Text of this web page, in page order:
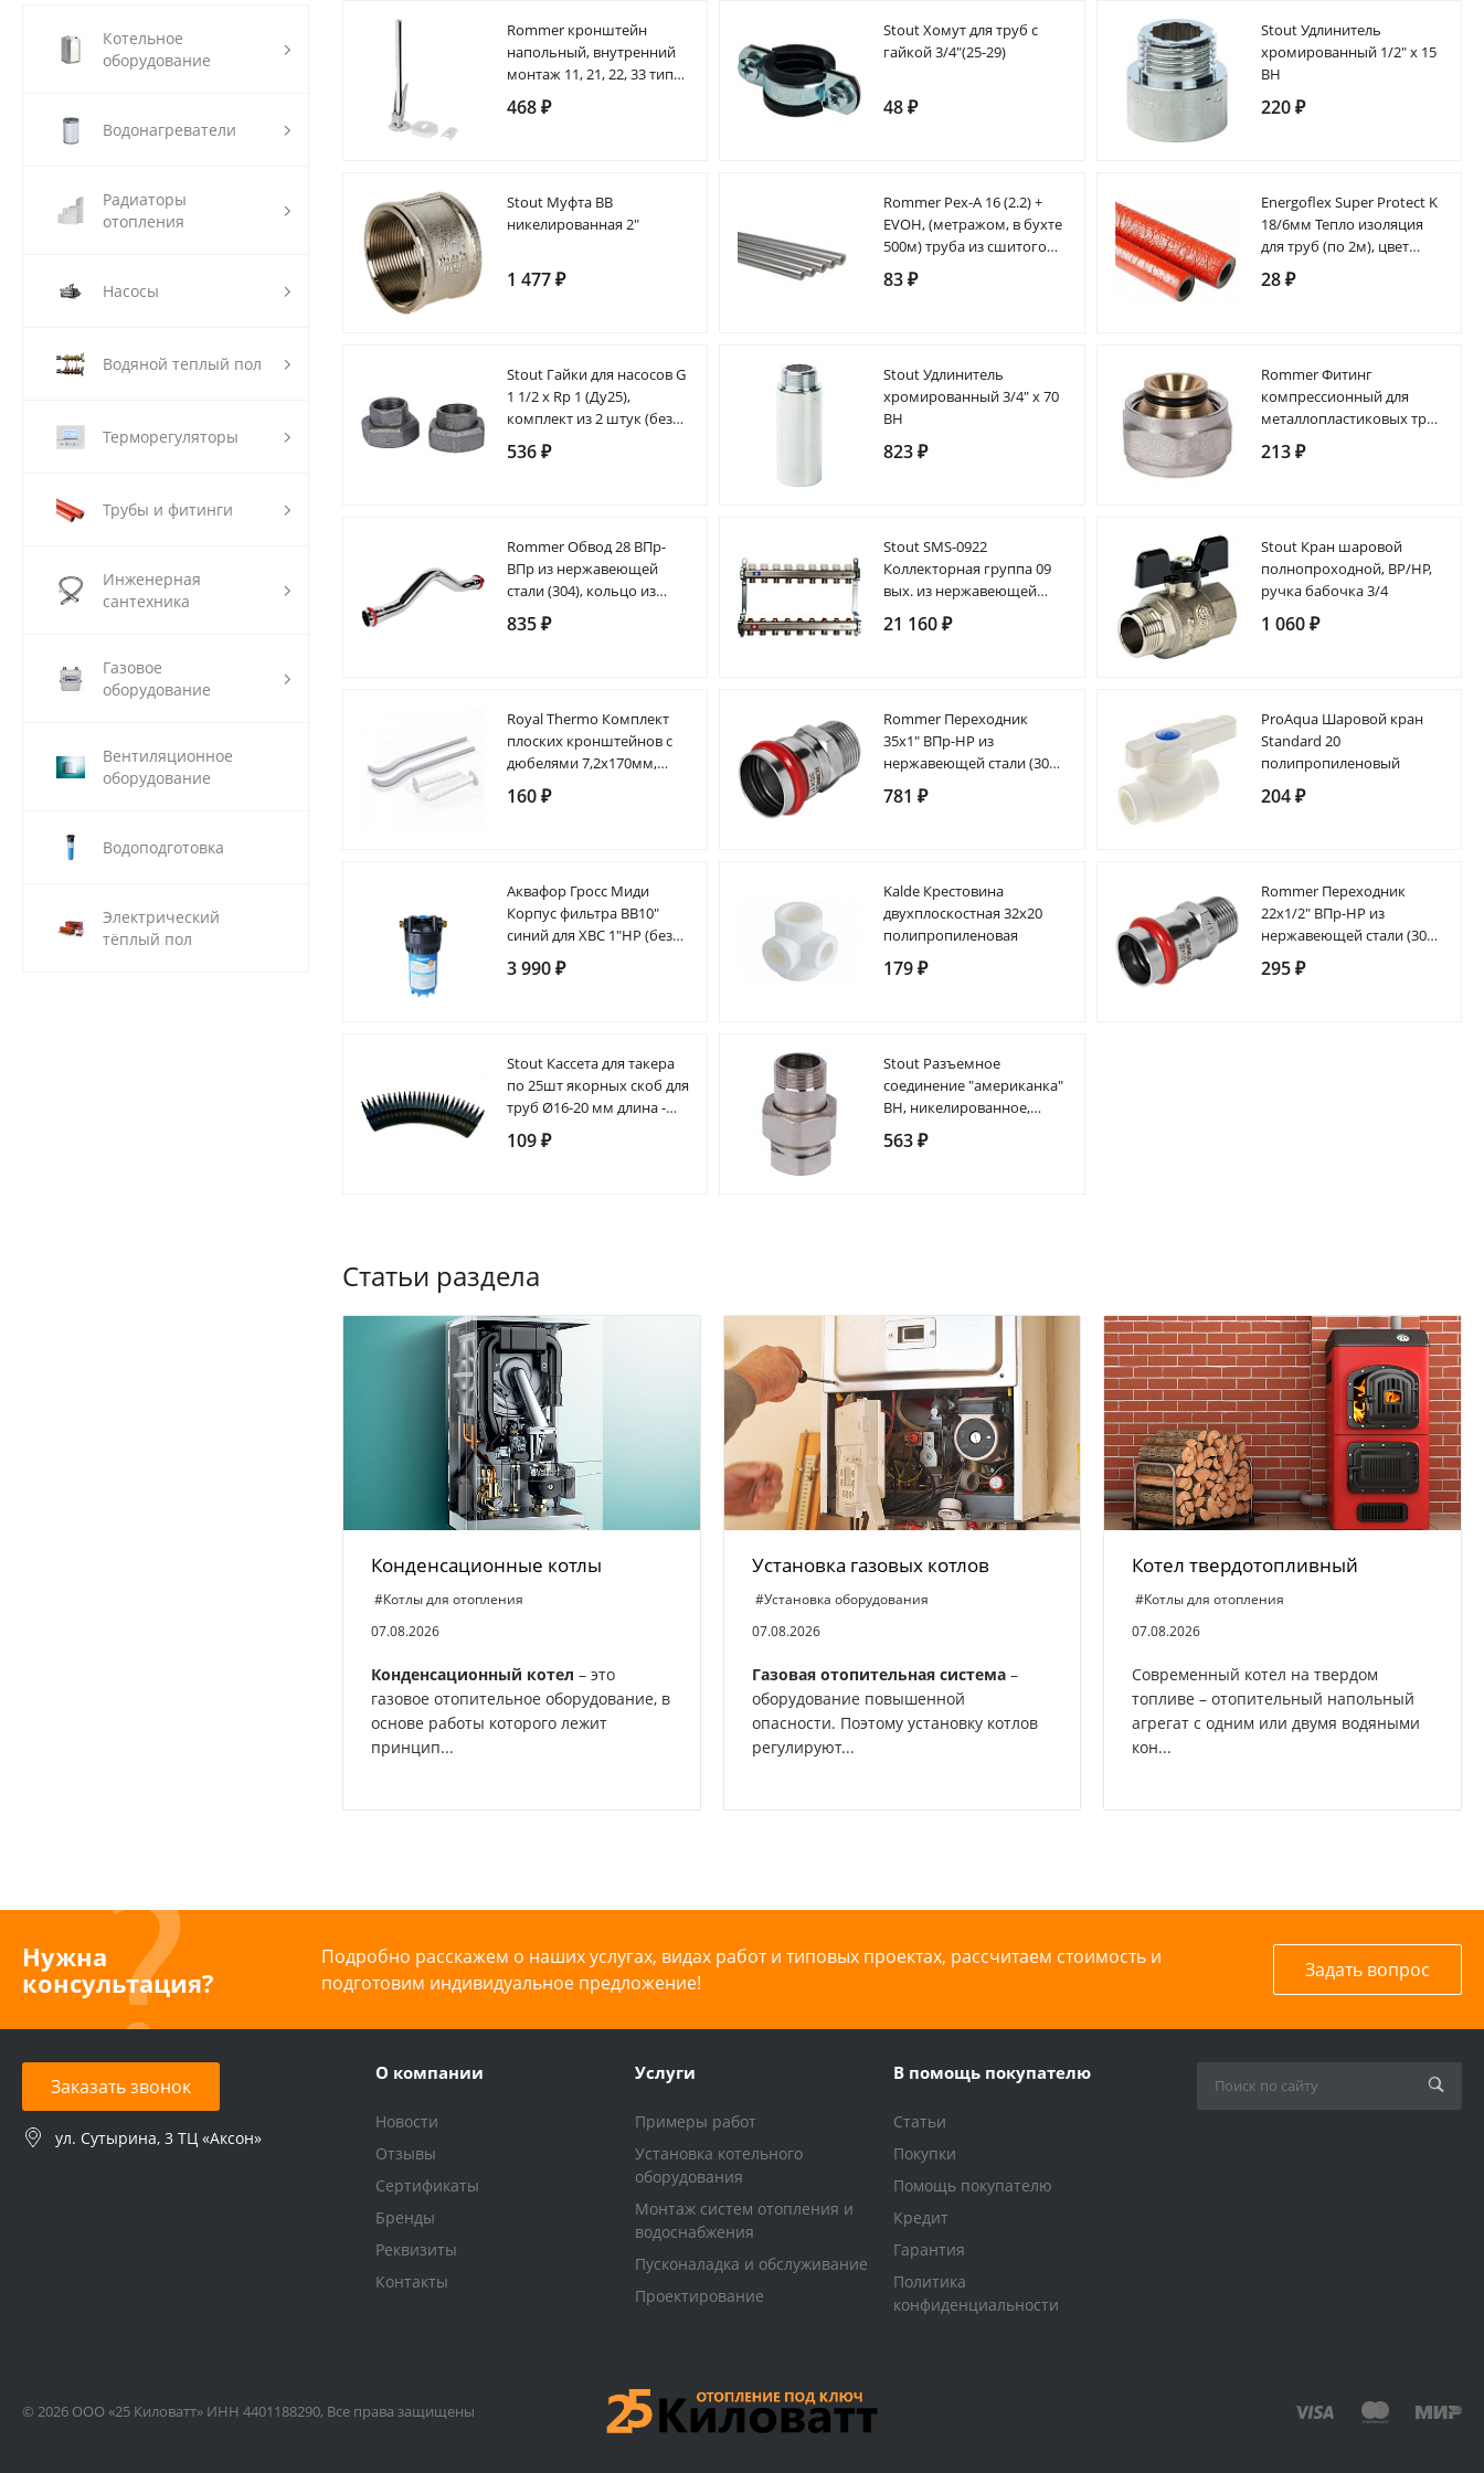
Котельное
оборудование
Водонагреватели
Радиаторы
отопления
Насосы
Водяной теплый пол
Терморегуляторы
Трубы и фитинги
Инженерная
сантехника
Газовое
оборудование
Вентиляционное
оборудование
Водоподготовка
Электрический
тёплый пол
Rommer кронштейн
напольный, внутренний
монтаж 11, 21, 22, 33 типы,
высоты 200, 300, 500
468 ₽
Stout Хомут для труб с
гайкой 3/4"(25-29)
48 ₽
Stout Удлинитель
хромированный 1/2" х 15
ВН
220 ₽
Stout Муфта ВВ
никелированная 2"
1 477 ₽
Rommer Pex-A 16 (2.2) +
EVOH, (метражом, в бухте
500м) труба из сшитого
полиэтилена (цвет серый)
83 ₽
Energoflex Super Protect K
18/6мм Тепло изоляция
для труб (по 2м), цвет
красный
28 ₽
Stout Гайки для насосов G
1 1/2 x Rp 1 (Ду25),
комплект из 2 штук (без
прокладок)
536 ₽
Stout Удлинитель
хромированный 3/4" х 70
ВН
823 ₽
Rommer Фитинг
компрессионный для
металлопластиковых труб
16 х 2.0 х 3/4"EK
213 ₽
Rommer Обвод 28 ВПр-
ВПр из нержавеющей
стали (304), кольцо из
EPDM
835 ₽
Stout SMS-0922
Коллекторная группа 09
вых. из нержавеющей
стали (без расходомеров)
21 160 ₽
Stout Кран шаровой
полнопроходной, ВР/НР,
ручка бабочка 3/4
1 060 ₽
Royal Thermo Комплект
плоских кронштейнов с
дюбелями 7,2х170мм,
серебристые (2шт)
160 ₽
Rommer Переходник
35х1" ВПр-НР из
нержавеющей стали (304),
кольцо из EPDM
781 ₽
ProAqua Шаровой кран
Standard 20
полипропиленовый
204 ₽
Аквафор Гросс Миди
Корпус фильтра ВВ10"
синий для ХВС 1"НР (без
модуля)
3 990 ₽
Kalde Крестовина
двухплоскостная 32х20
полипропиленовая
179 ₽
Rommer Переходник
22х1/2" ВПр-НР из
нержавеющей стали (304),
кольцо из EPDM
295 ₽
Stout Кассета для такера
по 25шт якорных скоб для
труб Ø16-20 мм длина -
50мм, (коробка - 12
кассет)
109 ₽
Stout Разъемное
соединение "американка"
ВН, никелированное,
уплотнение по плоскости,
3/4"
563 ₽
Статьи раздела
Конденсационные котлы
#Котлы для отопления
07.08.2026
Конденсационный котел – это
газовое отопительное оборудование, в
основе работы которого лежит
принцип...
Установка газовых котлов
#Установка оборудования
07.08.2026
Газовая отопительная система–
оборудование повышенной
опасности. Поэтому установку котлов
регулируют...
Котел твердотопливный
#Котлы для отопления
07.08.2026
Современный котел на твердом
топливе – отопительный напольный
агрегат с одним или двумя водяными
кон...
Нужна
консультация?
Подробно расскажем о наших услугах, видах работ и типовых проектах, рассчитаем стоимость и
подготовим индивидуальное предложение!
Задать вопрос
Заказать звонок
ул. Сутырина, 3 ТЦ «Аксон»
О компании
Новости
Отзывы
Сертификаты
Бренды
Реквизиты
Контакты
Услуги
Примеры работ
Установка котельного
оборудования
Монтаж систем отопления и
водоснабжения
Пусконаладка и обслуживание
Проектирование
В помощь покупателю
Статьи
Покупки
Помощь покупателю
Кредит
Гарантия
Политика
конфиденциальности
© 2026 ООО «25 Киловатт» ИНН 4401188290, Все права защищены